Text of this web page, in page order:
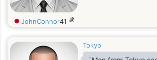
JohnConnor41 歳
Tokyo